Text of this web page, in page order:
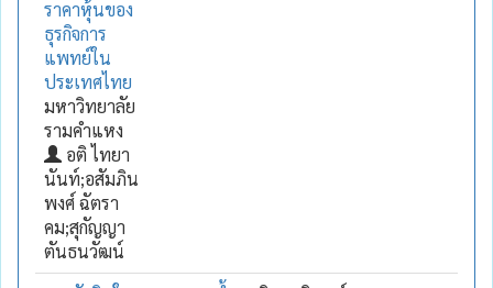
ราคาหุ้นของ
ธุรกิจการ
แพทย์ใน
ประเทศไทย
มหาวิทยาลัย
รามคำแหง
อติ ไทยา
นันท์;อสัมภิน
พงศ์ ฉัตรา
คม;สุกัญญา
ตันธนวัฒน์